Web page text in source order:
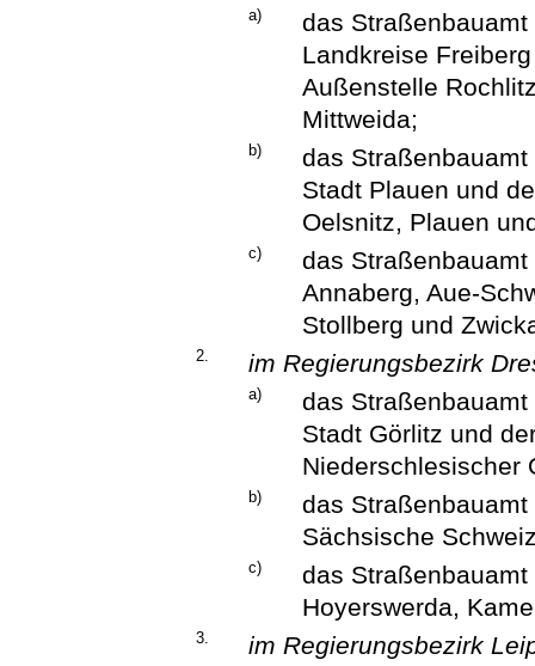
a)
das
Landkreise
Außenstelle
Mittweida;
b)
das
Stadt Plauen und
Oelsnitz, Plauen
c)
das
Annaberg, Aue-
Stollberg und
2. im Regierungsbezirk
a)
das
Stadt Görlitz und
Niederschlesischer
b)
das
Sächsische
c)
das
Hoyerswerda,
3. im Regierungsbezirk